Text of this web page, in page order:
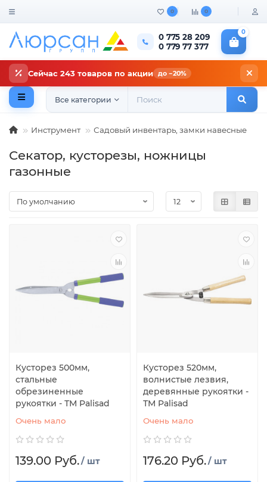
0 0
0 775 28 209
0 779 77 377
0
Сейчас 243 товаров по акции до −20%
Все категории
Инструмент Садовый инвентарь, замки навесные
Секатор, кусторезы, ножницы
газонные
Кусторез 500мм,
стальные
обрезиненные
рукоятки - ТМ Palisad
Очень мало
139.00 Руб./ шт
Кусторез 520мм,
волнистые лезвия,
деревянные рукоятки -
ТМ Palisad
Очень мало
176.20 Руб./ шт